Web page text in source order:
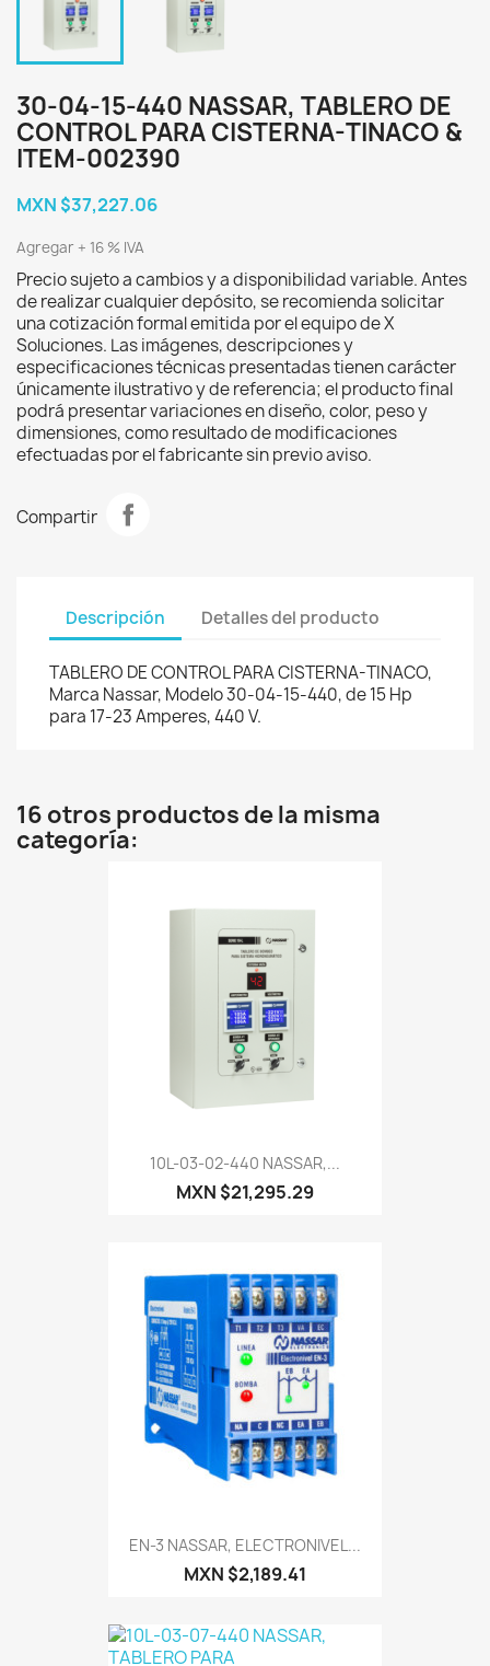
30-04-15-440 NASSAR, TABLERO DE
CONTROL PARA CISTERNA-TINACO &
ITEM-002390
MXN $37,227.06
Agregar + 16 % IVA
Precio sujeto a cambios y a disponibilidad variable. Antes
de realizar cualquier depósito, se recomienda solicitar
una cotización formal emitida por el equipo de X
Soluciones. Las imágenes, descripciones y
especificaciones técnicas presentadas tienen carácter
únicamente ilustrativo y de referencia; el producto final
podrá presentar variaciones en diseño, color, peso y
dimensiones, como resultado de modificaciones
efectuadas por el fabricante sin previo aviso.
Compartir
Descripción Detalles del producto
TABLERO DE CONTROL PARA CISTERNA-TINACO,
Marca Nassar, Modelo 30-04-15-440, de 15 Hp
para 17-23 Amperes, 440 V.
16 otros productos de la misma
categoría:
10L-03-02-440 NASSAR,...
MXN $21,295.29
EN-3 NASSAR, ELECTRONIVEL...
MXN $2,189.41